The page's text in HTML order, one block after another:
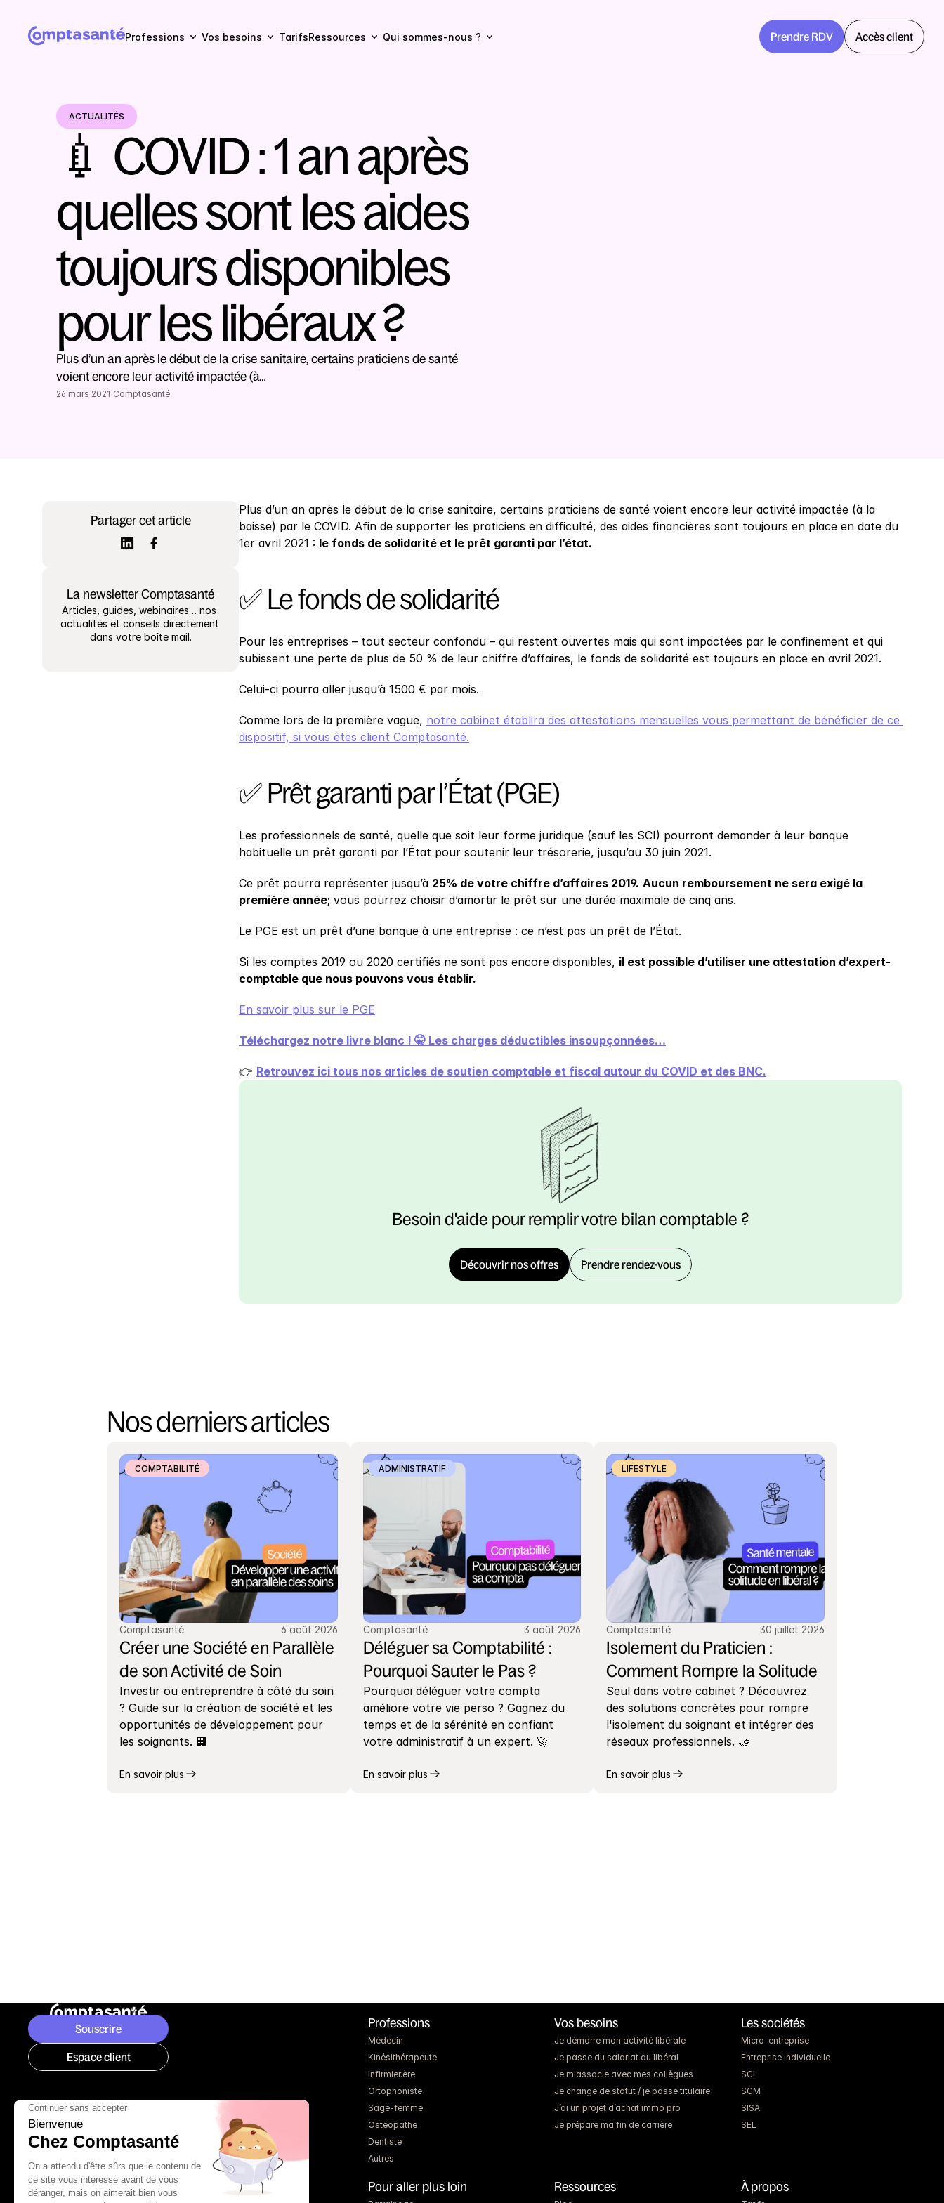
Professions Vos besoins TarifsRessources Qui sommes-nous ? Prendre RDV Accès client
ACTUALITÉS
💉 COVID : 1 an après
quelles sont les aides
toujours disponibles
pour les libéraux ?
Plus d’un an après le début de la crise sanitaire, certains praticiens de santé
voient encore leur activité impactée (à…
26 mars 2021 Comptasanté
Partager cet article
La newsletter Comptasanté
Articles, guides, webinaires… nos
actualités et conseils directement
dans votre boîte mail.
Plus d’un an après le début de la crise sanitaire, certains praticiens de santé voient encore leur activité impactée (à la
baisse) par le COVID. Afin de supporter les praticiens en difficulté, des aides financières sont toujours en place en date du
1er avril 2021 : le fonds de solidarité et le prêt garanti par l’état.
✅ Le fonds de solidarité
Pour les entreprises – tout secteur confondu – qui restent ouvertes mais qui sont impactées par le confinement et qui
subissent une perte de plus de 50 % de leur chiffre d’affaires, le fonds de solidarité est toujours en place en avril 2021.
Celui-ci pourra aller jusqu’à 1500 € par mois.
Comme lors de la première vague, notre cabinet établira des attestations mensuelles vous permettant de bénéficier de ce
dispositif, si vous êtes client Comptasanté.
✅ Prêt garanti par l’État (PGE)
Les professionnels de santé, quelle que soit leur forme juridique (sauf les SCI) pourront demander à leur banque
habituelle un prêt garanti par l’État pour soutenir leur trésorerie, jusqu’au 30 juin 2021.
Ce prêt pourra représenter jusqu’à 25% de votre chiffre d’affaires 2019. Aucun remboursement ne sera exigé la
première année; vous pourrez choisir d’amortir le prêt sur une durée maximale de cinq ans.
Le PGE est un prêt d’une banque à une entreprise : ce n’est pas un prêt de l’État.
Si les comptes 2019 ou 2020 certifiés ne sont pas encore disponibles, il est possible d’utiliser une attestation d’expert-
comptable que nous pouvons vous établir.
En savoir plus sur le PGE
Téléchargez notre livre blanc ! 🤫 Les charges déductibles insoupçonnées…
👉 Retrouvez ici tous nos articles de soutien comptable et fiscal autour du COVID et des BNC.
Besoin d'aide pour remplir votre bilan comptable ?
Découvrir nos offres Prendre rendez-vous
Nos derniers articles
COMPTABILITÉ
Comptasanté 6 août 2026
Créer une Société en Parallèle
de son Activité de Soin
Investir ou entreprendre à côté du soin
? Guide sur la création de société et les
opportunités de développement pour
les soignants. 🏢
En savoir plus
ADMINISTRATIF
Comptasanté 3 août 2026
Déléguer sa Comptabilité :
Pourquoi Sauter le Pas ?
Pourquoi déléguer votre compta
améliore votre vie perso ? Gagnez du
temps et de la sérénité en confiant
votre administratif à un expert. 🚀
En savoir plus
LIFESTYLE
Comptasanté 30 juillet 2026
Isolement du Praticien :
Comment Rompre la Solitude
Seul dans votre cabinet ? Découvrez
des solutions concrètes pour rompre
l'isolement du soignant et intégrer des
réseaux professionnels. 🤝
En savoir plus
Souscrire
Espace client
Professions
Médecin
Kinésithérapeute
Infirmier.ère
Ortophoniste
Sage-femme
Ostéopathe
Dentiste
Autres
Vos besoins
Je démarre mon activité libérale
Je passe du salariat au libéral
Je m'associe avec mes collègues
Je change de statut / je passe titulaire
J’ai un projet d’achat immo pro
Je prépare ma fin de carrière
Les sociétés
Micro-entreprise
Entreprise individuelle
SCI
SCM
SISA
SEL
Pour aller plus loin Ressources À propos